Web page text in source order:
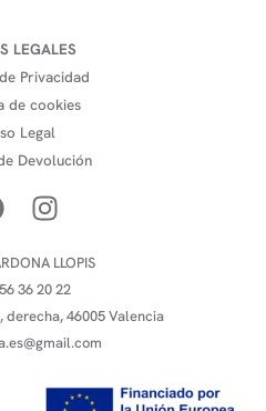
LEGALES
Privacidad
de cookies
Legal
Devolución
LLOPIS
36 20 22
derecha, 46005 Valencia